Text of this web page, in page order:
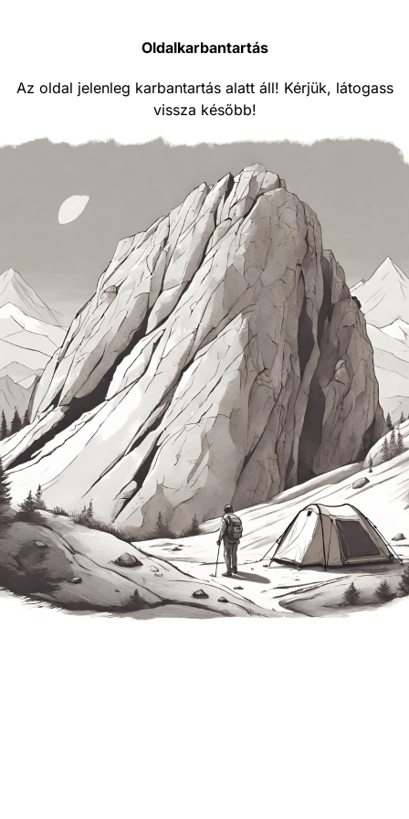
Oldalkarbantartás
Az oldal jelenleg karbantartás alatt áll! Kérjük, látogass
vissza később!